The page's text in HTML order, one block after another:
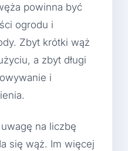
powinna być
ogrodu i
Zbyt krótki wąż
a zbyt długi
i
na liczbę
się wąż. Im więcej